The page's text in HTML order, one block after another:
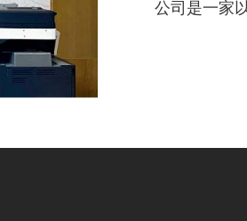
公司是一家